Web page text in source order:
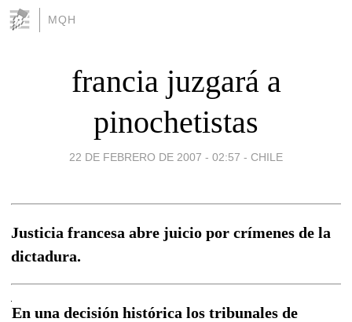
MQH
francia juzgará a
pinochetistas
22 DE FEBRERO DE 2007 - 02:57 - CHILE
Justicia francesa abre juicio por crímenes de la
dictadura.
En una decisión histórica los tribunales de